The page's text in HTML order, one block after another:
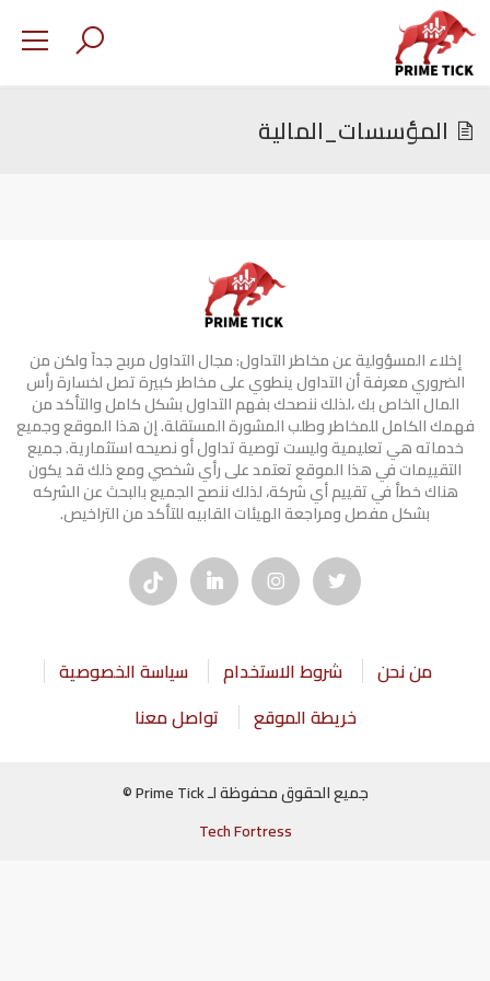
المؤسسات_المالية
إخلاء المسؤولية عن مخاطر التداول: مجال التداول مربح جدآ ولكن من
الضروري معرفة أن التداول ينطوي على مخاطر كبيرة تصل لخسارة رأس
المال الخاص بك ،لذلك ننصحك بفهم التداول بشكل كامل والتأكد من
فهمك الكامل للمخاطر وطلب المشورة المستقلة. إن هذا الموقع وجميع
خدماته هي تعليمية وليست توصية تداول أو نصيحه استثمارية. جميع
التقييمات في هذا الموقع تعتمد على رأي شخصي ومع ذلك قد يكون
هناك خطأ في تقييم أي شركة، لذلك ننصح الجميع بالبحث عن الشركه
بشكل مفصل ومراجعة الهيئات القابيه للتأكد من التراخيص.
من نحن شروط الاستخدام
سياسة الخصوصية
خريطة الموقع
تواصل معنا
جميع الحقوق محفوظة لـ Prime Tick ©
Tech Fortress